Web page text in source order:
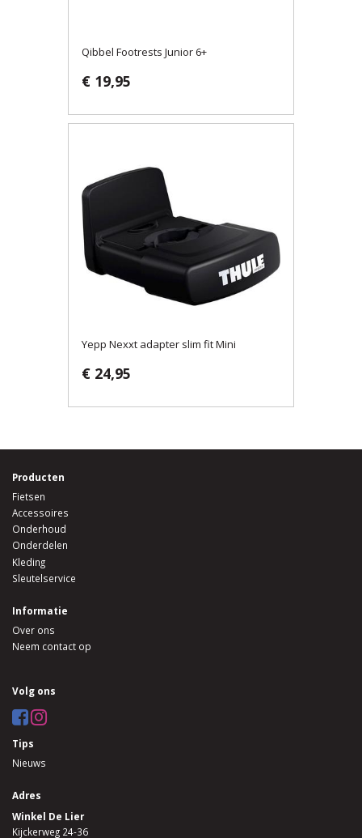
Qibbel Footrests Junior 6+
€ 19,95
Yepp Nexxt adapter slim fit Mini
€ 24,95
Producten
Fietsen
Accessoires
Onderhoud
Onderdelen
Kleding
Sleutelservice
Informatie
Over ons
Neem contact op
Volg ons
Tips
Nieuws
Adres
Winkel De Lier
Kijckerweg 24-36